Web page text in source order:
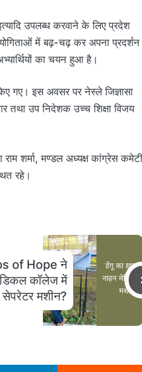
उपलब्ध करवाने के लिए प्रदेश
में बढ़-चढ़ कर अपना प्रदर्शन
का चयन हुआ है।
गए। इस अवसर पर नेस्ले जिज्ञासा
तथा उप निदेशक उच्च शिक्षा विजय
राम शर्मा, मण्डल अध्यक्ष कांग्रेस कमेटी
रहे।
of Hope ने
कॉलेज में
मशीन?